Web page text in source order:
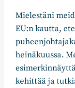
Mielestäni
EU:n kautta,
heinäkuussa.
kehittää ja